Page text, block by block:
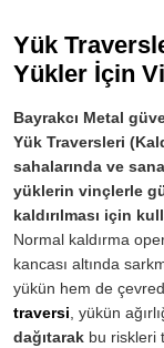
Yük
Yükler İçin
Bayrakcı Metal
Yük Traversleri
sahalarında ve
yüklerin vinçlerle
kaldırılması için
Normal kaldırma
kancası altında
yükün hem de
traversi , yükün
dağıtarak bu riskleri